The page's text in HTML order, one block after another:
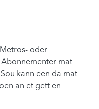
oder
mat
kann een da mat
an et gëtt en